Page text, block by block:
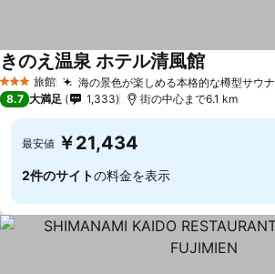
3 ホテルのランク
旅館 海の景色が楽しめる本格的な樽型サウナ
きのえ温泉 ホテル清風館
8.7 大満足 1,333 街の中心まで6.1 km
最安値 ￥21,434
2件のサイトの料金を表示